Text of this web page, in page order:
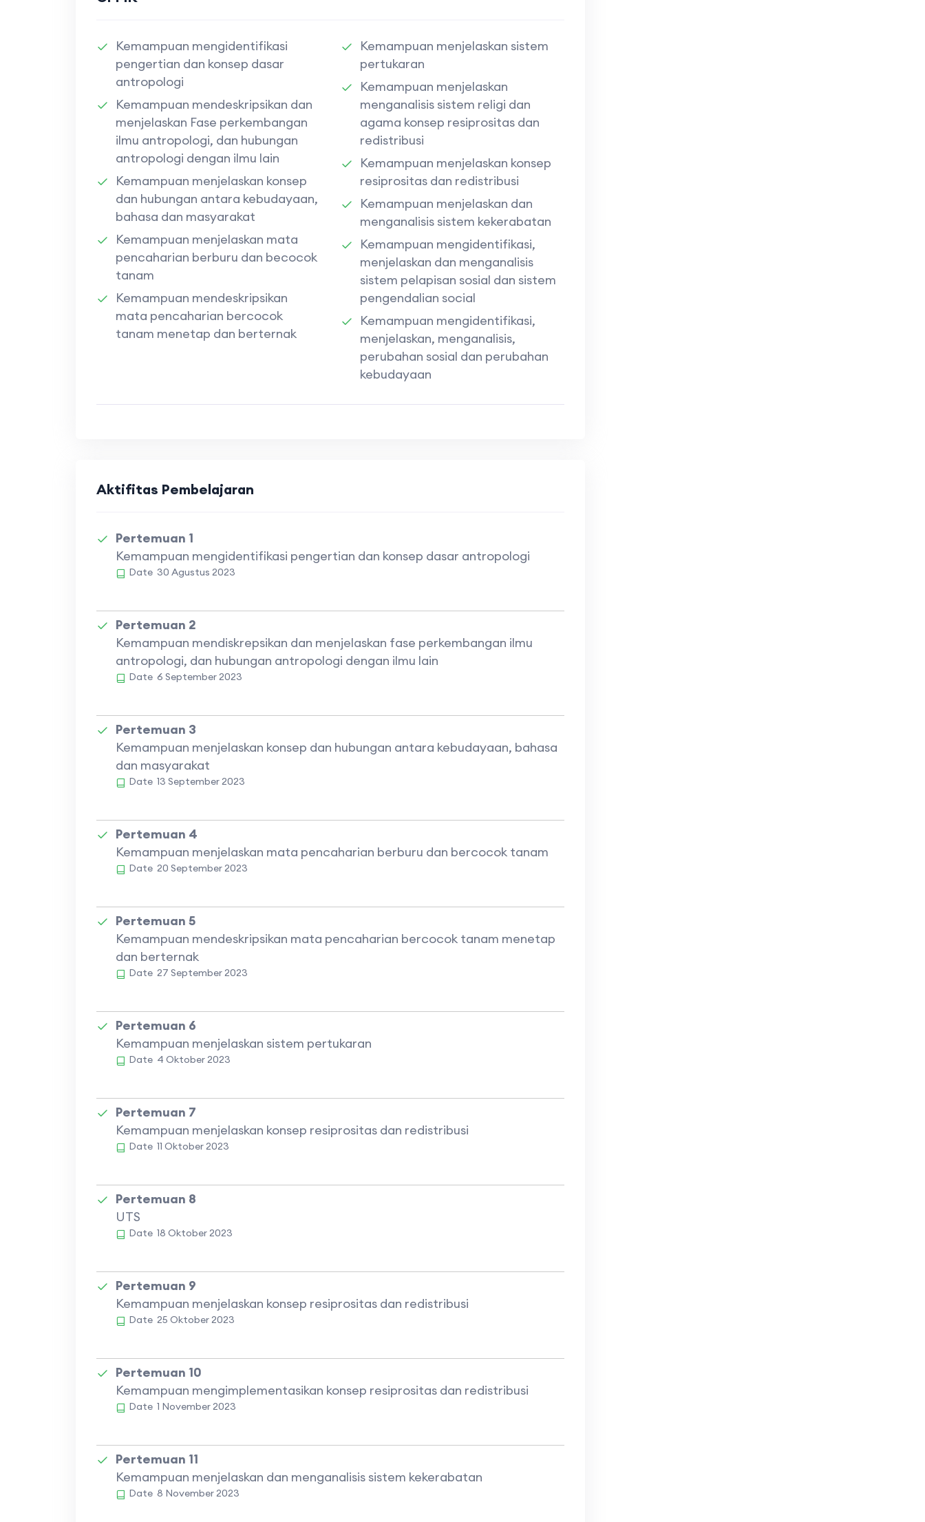
Kemampuan mengidentifikasi
pengertian dan konsep dasar
antropologi
Kemampuan mendeskripsikan dan
menjelaskan Fase perkembangan
ilmu antropologi, dan hubungan
antropologi dengan ilmu lain
Kemampuan menjelaskan konsep
dan hubungan antara kebudayaan,
bahasa dan masyarakat
Kemampuan menjelaskan mata
pencaharian berburu dan becocok
tanam
Kemampuan mendeskripsikan
mata pencaharian bercocok
tanam menetap dan berternak
Kemampuan menjelaskan sistem
pertukaran
Kemampuan menjelaskan
menganalisis sistem religi dan
agama konsep resiprositas dan
redistribusi
Kemampuan menjelaskan konsep
resiprositas dan redistribusi
Kemampuan menjelaskan dan
menganalisis sistem kekerabatan
Kemampuan mengidentifikasi,
menjelaskan dan menganalisis
sistem pelapisan sosial dan sistem
pengendalian social
Kemampuan mengidentifikasi,
menjelaskan, menganalisis,
perubahan sosial dan perubahan
kebudayaan
Aktifitas Pembelajaran
Pertemuan 1
Kemampuan mengidentifikasi pengertian dan konsep dasar antropologi
Date 30 Agustus 2023
Pertemuan 2
Kemampuan mendiskrepsikan dan menjelaskan fase perkembangan ilmu
antropologi, dan hubungan antropologi dengan ilmu lain
Date 6 September 2023
Pertemuan 3
Kemampuan menjelaskan konsep dan hubungan antara kebudayaan, bahasa
dan masyarakat
Date 13 September 2023
Pertemuan 4
Kemampuan menjelaskan mata pencaharian berburu dan bercocok tanam
Date 20 September 2023
Pertemuan 5
Kemampuan mendeskripsikan mata pencaharian bercocok tanam menetap
dan berternak
Date 27 September 2023
Pertemuan 6
Kemampuan menjelaskan sistem pertukaran
Date 4 Oktober 2023
Pertemuan 7
Kemampuan menjelaskan konsep resiprositas dan redistribusi
Date 11 Oktober 2023
Pertemuan 8
UTS
Date 18 Oktober 2023
Pertemuan 9
Kemampuan menjelaskan konsep resiprositas dan redistribusi
Date 25 Oktober 2023
Pertemuan 10
Kemampuan mengimplementasikan konsep resiprositas dan redistribusi
Date 1 November 2023
Pertemuan 11
Kemampuan menjelaskan dan menganalisis sistem kekerabatan
Date 8 November 2023